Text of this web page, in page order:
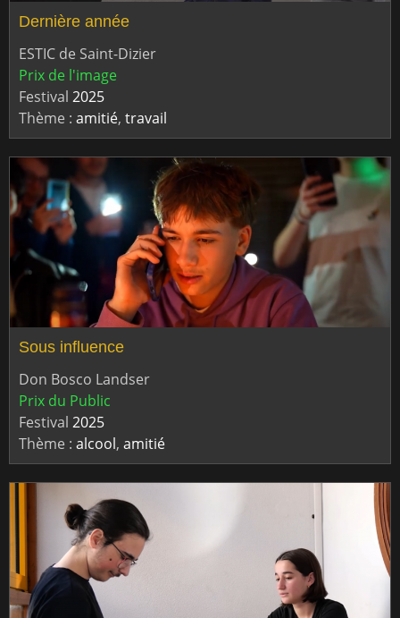
Dernière année
ESTIC de Saint-Dizier
Prix de l'image
Festival 2025
Thème : amitié, travail
Sous influence
Don Bosco Landser
Prix du Public
Festival 2025
Thème : alcool, amitié